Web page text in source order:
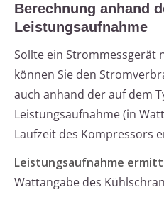
Berechnung anhand
Leistungsaufnahme
Sollte ein Strommessgerät
können Sie den
auch anhand der auf dem
Leistungsaufnahme (in
Laufzeit des Kompressors
Leistungsaufnahme
Wattangabe des